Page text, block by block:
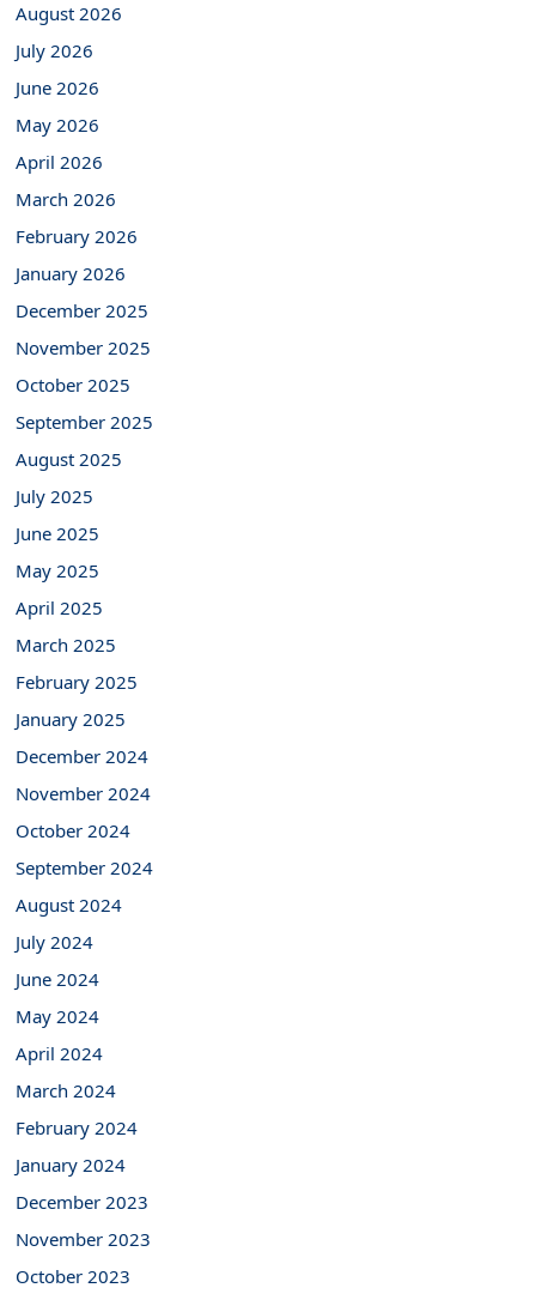
August 2026
July 2026
June 2026
May 2026
April 2026
March 2026
February 2026
January 2026
December 2025
November 2025
October 2025
September 2025
August 2025
July 2025
June 2025
May 2025
April 2025
March 2025
February 2025
January 2025
December 2024
November 2024
October 2024
September 2024
August 2024
July 2024
June 2024
May 2024
April 2024
March 2024
February 2024
January 2024
December 2023
November 2023
October 2023